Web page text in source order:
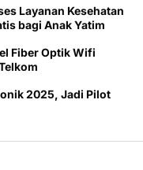
Layanan Kesehatan
bagi Anak Yatim
Fiber Optik Wifi
2025, Jadi Pilot